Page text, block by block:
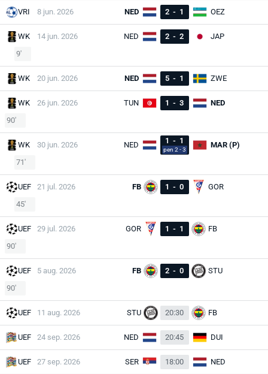
VRI 8 jun. 2026 NED 2 - 1 OEZ
WK 14 jun. 2026 NED 2 - 2
JAP
9'
WK 20 jun. 2026 NED 5 - 1 ZWE
WK 26 jun. 2026 TUN 1 - 3
NED
90'
WK 30 jun. 2026 NED 1 - 1
pen 2 - 3
MAR (P)
71'
UEF 21 jul. 2026 FB 1 - 0
GOR
45'
UEF 29 jul. 2026 GOR 1 - 1
FB
90'
UEF 5 aug. 2026 FB 2 - 0
STU
90'
UEF 11 aug. 2026 STU 20:30 FB
UEF 24 sep. 2026 NED 20:45 DUI
UEF 27 sep. 2026 SER 18:00 NED